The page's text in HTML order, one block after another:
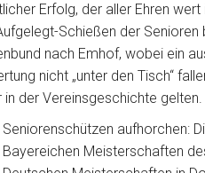
Erfolg, der aller Ehren
Schießen der
nach Emhof, wobei ein
nicht „unter den Tisch“
der Vereinsgeschichte gelten.
aufhorchen:
Meisterschaften